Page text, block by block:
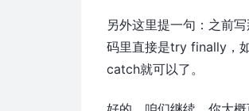
另外这里提一句：之前
码里直接是try finally，
catch就可以了。